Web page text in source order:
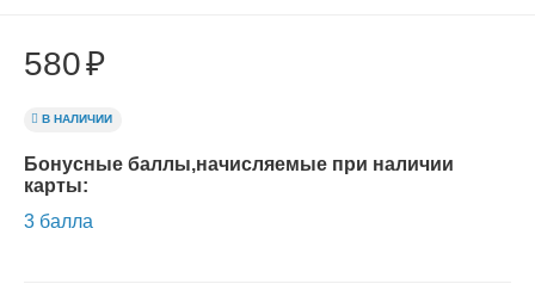
580₽
В НАЛИЧИИ
Бонусные баллы,начисляемые при наличии
карты:
3 балла